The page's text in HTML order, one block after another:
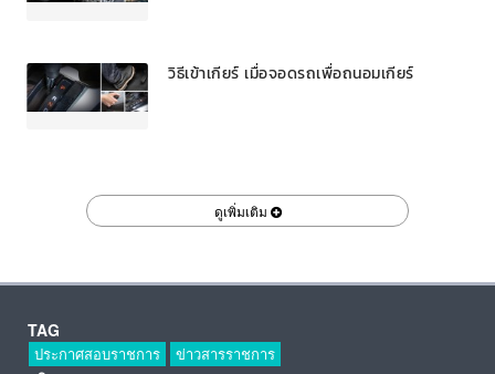
วิธีเข้าเกียร์ เมื่อจอดรถเพื่อถนอมเกียร์
ดูเพิ่มเติม
TAG
ประกาศสอบราชการ ข่าวสารราชการ